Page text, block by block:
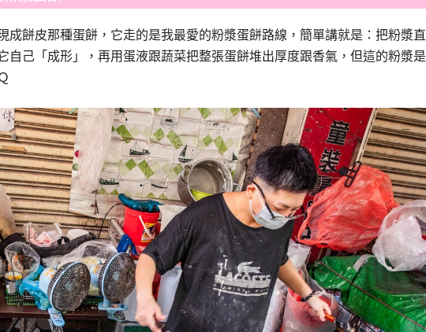
成餅皮那種蛋餅，它走的是我最愛的粉漿蛋餅路線，簡單講就是：把粉漿直
自己「成形」，再用蛋液跟蔬菜把整張蛋餅堆出厚度跟香氣，但這的粉漿是